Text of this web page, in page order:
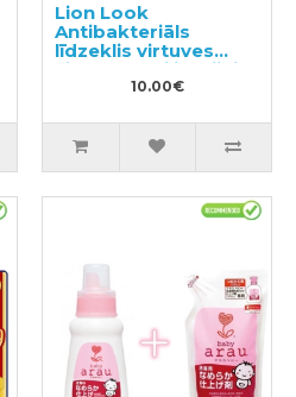
Lion Look
Antibakteriāls
līdzeklis virtuves
virsmu sterilizācijai
pildviela 300ml
10.00€